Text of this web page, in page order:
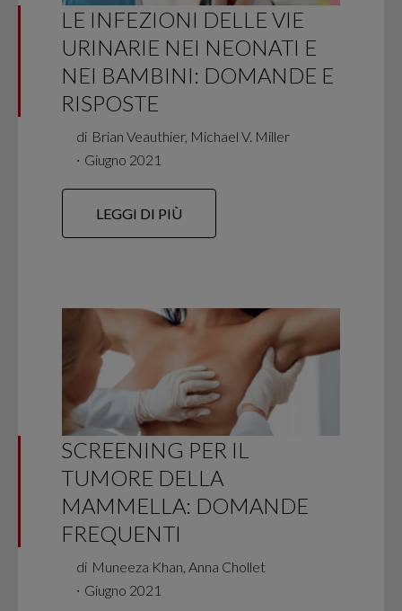
LE INFEZIONI DELLE VIE
URINARIE NEI NEONATI E
NEI BAMBINI: DOMANDE E
RISPOSTE
di Brian Veauthier, Michael V. Miller
∙ Giugno 2021
LEGGI DI PIÙ
SCREENING PER IL
TUMORE DELLA
MAMMELLA: DOMANDE
FREQUENTI
di Muneeza Khan, Anna Chollet
∙ Giugno 2021